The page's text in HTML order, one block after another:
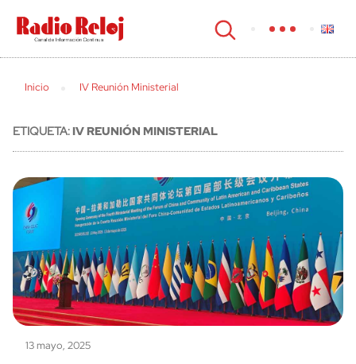
cerrar
Inicio IV Reunión Ministerial
ETIQUETA:IV REUNIÓN MINISTERIAL
13 mayo, 2025